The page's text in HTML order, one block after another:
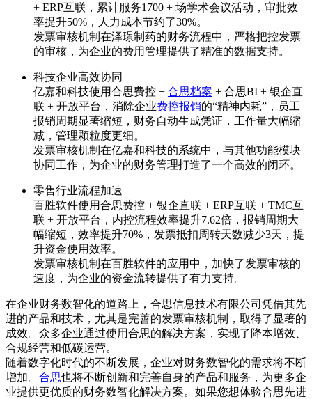
+ ERP互联，累计服务1700 + 场学术会议活动，审批效
率提升50%，人力成本节约了30%。
发票审核机制在泽璟制药的财务流程中，严格把控发票
的审核，为企业的费用管理提供了精准的数据支持。
科技企业高效协同
亿嘉和科技使用合思费控 + 合思档案 + 合思BI + 银企直
联 + 开放平台，消除企业费控报销的“精神内耗”，员工
报销周期显著缩短，财务自动生成凭证，工作量大幅缩
减，管理颗粒度更细。
发票审核机制在亿嘉和科技的系统中，与其他功能模块
协同工作，为企业的财务管理打造了一个高效的闭环。
零售行业流程加速
百胜软件使用合思费控 + 银企直联 + ERP互联 + TMC互
联 + 开放平台，内控流程效率提升7.62倍，报销周期大
幅缩短，效率提升70%，发票抵扣周转天数减少3天，提
升资金使用效率。
发票审核机制在百胜软件的应用中，加快了发票审核的
速度，为企业的资金流转提供了有力支持。
在企业财务数智化的道路上，合思信息技术有限公司凭借其先
进的产品和技术，尤其是完善的发票审核机制，取得了显著的
成效。众多企业通过使用合思的解决方案，实现了降本增效、
合规经营和低碳运营。
随着数字化时代的不断发展，企业对财务数智化的需求将不断
增加。 合思也将不断创新和完善自身的产品和服务，为更多企
业提供更优质的财务数智化解决方案。如果您想体验合思先进